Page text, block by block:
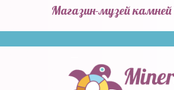
Магазин-музей камней